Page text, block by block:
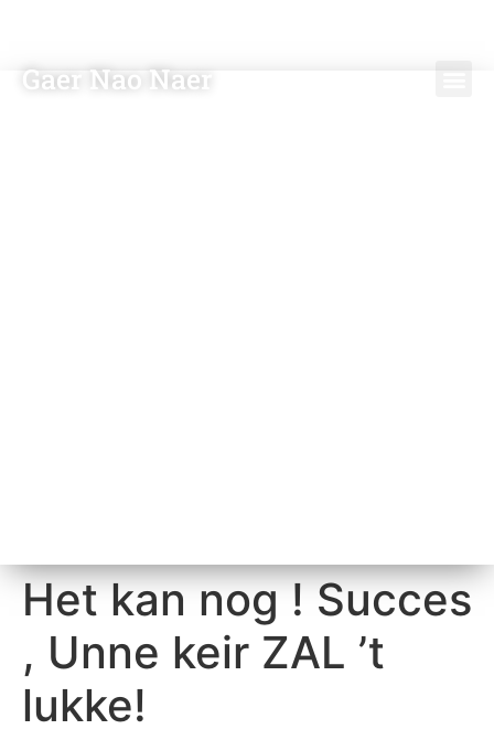
Gaer Nao Naer
Het kan nog ! Succes
, Unne keir ZAL ’t
lukke!